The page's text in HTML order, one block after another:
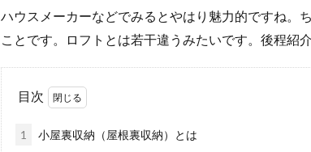
ハウスメーカーなどでみるとやはり魅力的ですね。
ことです。ロフトとは若干違うみたいです。後程紹
目次
1 小屋裏収納（屋根裏収納）とは